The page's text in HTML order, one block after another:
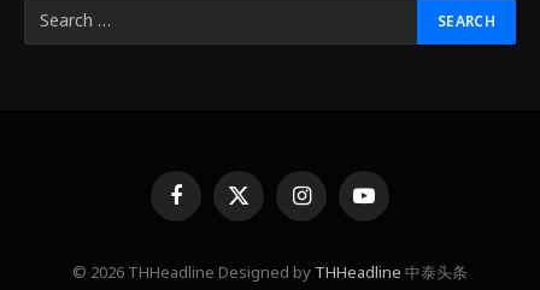
FacebookX
(Twitter)
InstagramYouTube
© 2026 THHeadline Designed by THHeadline 中泰头条